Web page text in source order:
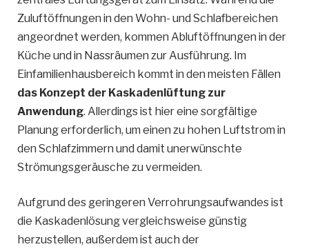
Zuluftöffnungen in den Wohn- und Schlafbereichen
angeordnet werden, kommen Abluftöffnungen in der
Küche und in Nassräumen zur Ausführung. Im
Einfamilienhausbereich kommt in den meisten Fällen
das Konzept der Kaskadenlüftung zur
Anwendung. Allerdings ist hier eine sorgfältige
Planung erforderlich, um einen zu hohen Luftstrom in
den Schlafzimmern und damit unerwünschte
Strömungsgeräusche zu vermeiden.
Aufgrund des geringeren Verrohrungsaufwandes ist
die Kaskadenlösung vergleichsweise günstig
herzustellen, außerdem ist auch der